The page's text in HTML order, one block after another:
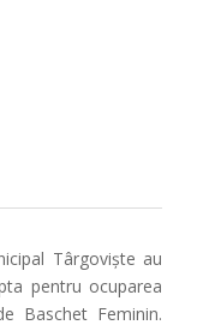
Târgoviște au
pentru ocuparea
Baschet Feminin.